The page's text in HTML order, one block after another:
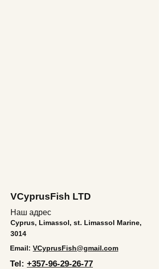
VCyprusFish LTD
Наш адрес
Cyprus, Limassol, st. Limassol Marine,
3014
Email: VCyprusFish@gmail.com
Tel: +357-96-29-26-77